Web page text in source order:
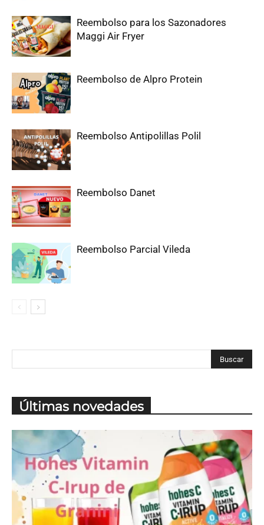
Reembolso para los Sazonadores
Maggi Air Fryer
Reembolso de Alpro Protein
Reembolso Antipolillas Polil
Reembolso Danet
Reembolso Parcial Vileda
Últimas novedades